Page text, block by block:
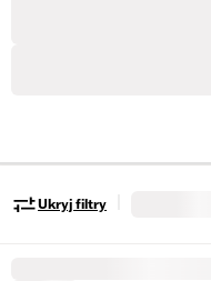
Ukryj filtry